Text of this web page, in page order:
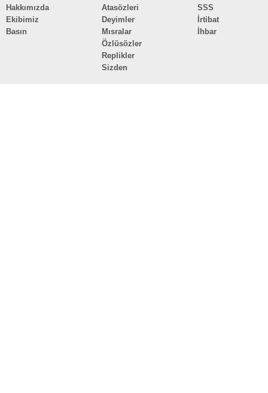
Hakkımızda
Ekibimiz
Basın
Atasözleri
Deyimler
Mısralar
Özlüsözler
Replikler
Sizden
SSS
İrtibat
İhbar